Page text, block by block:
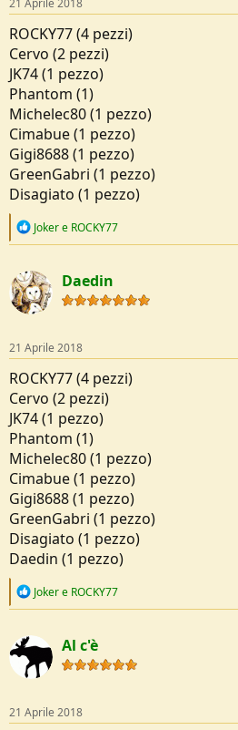
ROCKY77 (4 pezzi)
Cervo (2 pezzi)
JK74 (1 pezzo)
Phantom (1)
Michelec80 (1 pezzo)
Cimabue (1 pezzo)
Gigi8688 (1 pezzo)
GreenGabri (1 pezzo)
Disagiato (1 pezzo)
R
c
t
i
o
s
:
Jokere ROCKY77
Daedin
21 Aprile 2018
ROCKY77 (4 pezzi)
Cervo (2 pezzi)
JK74 (1 pezzo)
Phantom (1)
Michelec80 (1 pezzo)
Cimabue (1 pezzo)
Gigi8688 (1 pezzo)
GreenGabri (1 pezzo)
Disagiato (1 pezzo)
Daedin (1 pezzo)
R
c
t
i
o
s
:
Jokere ROCKY77
Al c'è
21 Aprile 2018